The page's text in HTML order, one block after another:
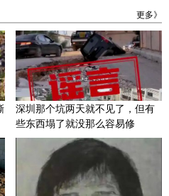
更多》
深圳那个坑两天就不见了，但有
些东西塌了就没那么容易修